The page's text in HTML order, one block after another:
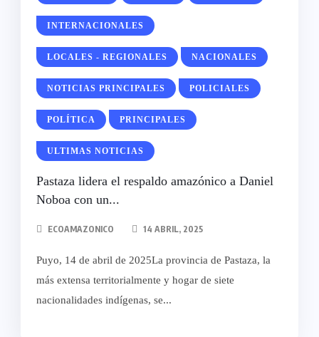
INTERNACIONALES
LOCALES - REGIONALES NACIONALES
NOTICIAS PRINCIPALES POLICIALES
POLÍTICA PRINCIPALES
ULTIMAS NOTICIAS
Pastaza lidera el respaldo amazónico a Daniel
Noboa con un...
ECOAMAZONICO 14 ABRIL, 2025
Puyo, 14 de abril de 2025La provincia de Pastaza, la
más extensa territorialmente y hogar de siete
nacionalidades indígenas, se...